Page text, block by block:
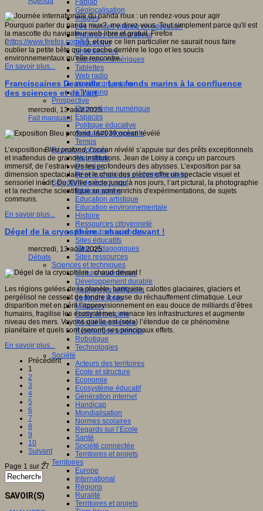
Fablab
Géolocalisation
Images
Les mondes virtuels en éducation
Pratiques collaboratives
Podcasting
Smartphones
Tableaux numériques
Tablettes
Web radio
Webdocumentaire
eTwinning
Prospective
Ecosystème numérique
Espaces
Politique éducative
Scénarios prospectifs
Temps
Réseaux sociaux
Algorithme
Données
Réseaux sociaux et champ scolaire
Sélection de ressources
Bibliographies
Education artistique
Education environnementale
Histoire
Ressources citoyenneté
Ressources sciences
Sites éducatifs
Sites pédagogiques
Sites ressources
Sciences et techniques
Culture scientifique
Développement durable
Intelligence artificielle
Logiciels libres
Métavers
Outils et logiciels
Réalité augmentée
Ressources sciences
Robotique
Technologies
Société
Acteurs des territoires
Ecole et structure
Economie
Ecosystème éducatif
Génération internet
Handicap
Mondialisation
Normes scolaires
Regards sur l’Ecole
Santé
Société connectée
Territoires et projets
Territoires
Europe
International
Régions
Ruralité
Territoires et projets
Pourquoi parler du panda roux?, me direz-vous. Tout simplement parce qu'il est
la mascotte du navigateur web libre et gratuit, Firefox
(https://www.firefox.com/fr/), et que ce lien particulier ne saurait nous faire
oublier la petite bête qui se cache derrière le logo et les soucis
environnementaux qu'elle rencontre.
En savoir plus...
Franciscaines Deauville : Les fonds marins à la confluence
des sciences et de l’art
mercredi, 13 août 2025
Fait marquant
L’expositionBleu profond, l’océan révélé s’appuie sur des prêts exceptionnels
et inattendus de grandes institutions. Jean de Loisy a conçu un parcours
immersif, de l’estran vers les profondeurs des abysses. L’exposition par sa
dimension spectaculaire et le choix des pièces offre un spectacle visuel et
sensoriel inédit. Du XVIIIe siècle jusqu’à nos jours, l’art pictural, la photographie
et la recherche scientifique se sont enrichis d'expérimentations, de sujets
communs.
En savoir plus...
Dégel de la cryosphère : chaud devant !
mercredi, 13 août 2025
Débats
Les régions gelées de la planète, banquise, calottes glaciaires, glaciers et
pergélisol ne cessent de fondre à cause du réchauffement climatique. Leur
disparition met en péril l’approvisionnement en eau douce de milliards d’êtres
humains, fragilise les écosystèmes, menace les infrastructures et augmente
niveau des mers. Voyons quelle est (sera) l’étendue de ce phénomène
planétaire et quels sont (seront) ses principaux effets.
En savoir plus...
Précédent
1
2
3
4
5
6
7
8
9
10
Suivant
Page 1 sur 27
SAVOIR(S)